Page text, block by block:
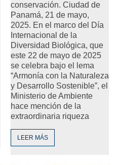
conservación. Ciudad de
Panamá, 21 de mayo,
2025. En el marco del Día
Internacional de la
Diversidad Biológica, que
este 22 de mayo de 2025
se celebra bajo el lema
“Armonía con la Naturaleza
y Desarrollo Sostenible”, el
Ministerio de Ambiente
hace mención de la
extraordinaria riqueza
LEER MÁS